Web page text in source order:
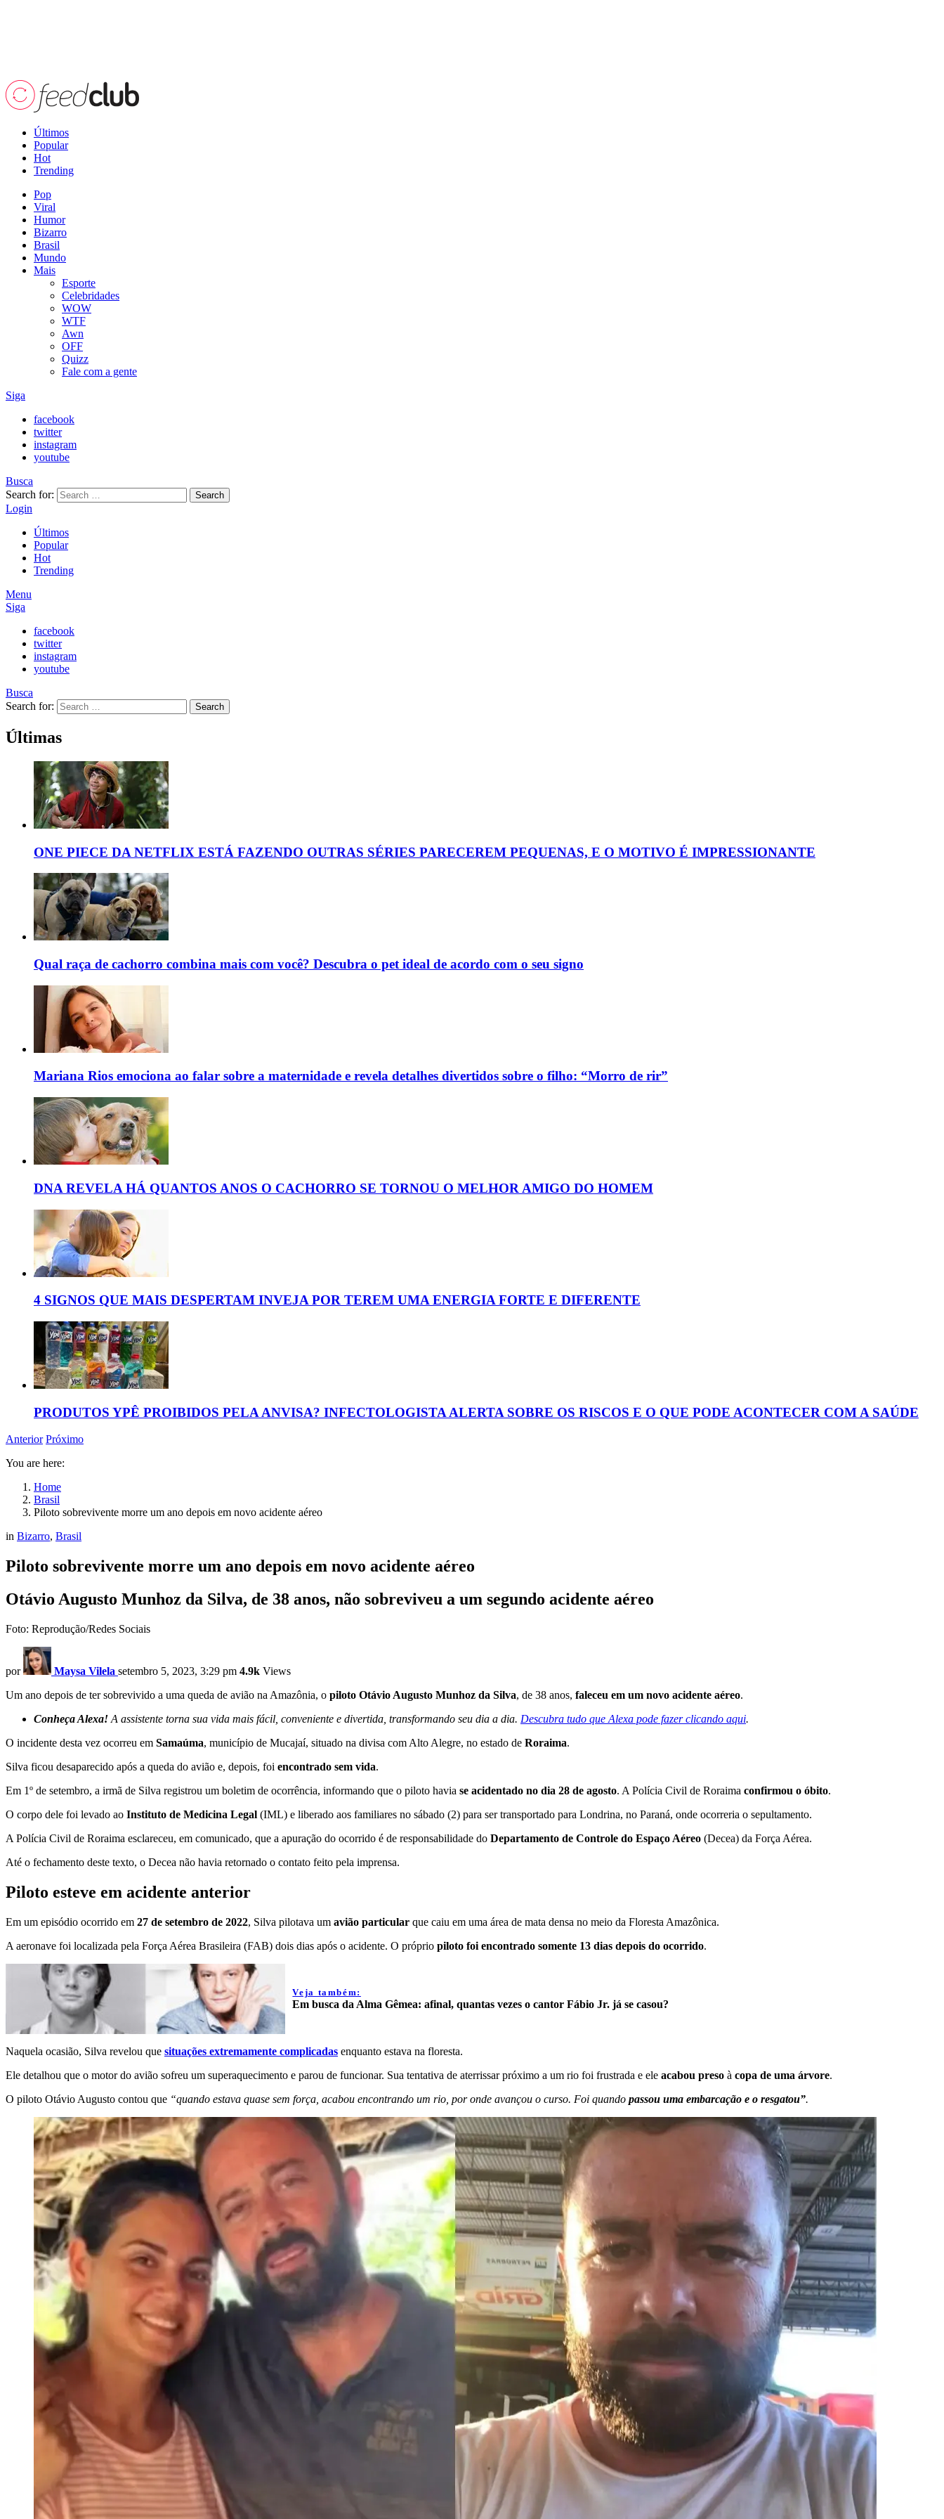
Últimos
Popular
Hot
Trending
Pop
Viral
Humor
Bizarro
Brasil
Mundo
Mais
Esporte
Celebridades
WOW
WTF
Awn
OFF
Quizz
Fale com a gente
Siga
facebook
twitter
instagram
youtube
Busca
Search for:
Search
Login
Últimos
Popular
Hot
Trending
Menu
Siga
facebook
twitter
instagram
youtube
Busca
Search for:
Search
Últimas
ONE PIECE DA NETFLIX ESTÁ FAZENDO OUTRAS SÉRIES PARECEREM PEQUENAS, E O MOTIVO É IMPRESSIONANTE
Qual raça de cachorro combina mais com você? Descubra o pet ideal de acordo com o seu signo
Mariana Rios emociona ao falar sobre a maternidade e revela detalhes divertidos sobre o filho: “Morro de rir”
DNA REVELA HÁ QUANTOS ANOS O CACHORRO SE TORNOU O MELHOR AMIGO DO HOMEM
4 SIGNOS QUE MAIS DESPERTAM INVEJA POR TEREM UMA ENERGIA FORTE E DIFERENTE
PRODUTOS YPÊ PROIBIDOS PELA ANVISA? INFECTOLOGISTA ALERTA SOBRE OS RISCOS E O QUE PODE ACONTECER COM A SAÚDE
Anterior Próximo
You are here:
Home
Brasil
Piloto sobrevivente morre um ano depois em novo acidente aéreo
in Bizarro, Brasil
Piloto sobrevivente morre um ano depois em novo acidente aéreo
Otávio Augusto Munhoz da Silva, de 38 anos, não sobreviveu a um segundo acidente aéreo
Foto: Reprodução/Redes Sociais
por Maysa Vilela setembro 5, 2023, 3:29 pm 4.9k Views
Um ano depois de ter sobrevivido a uma queda de avião na Amazônia, o piloto Otávio Augusto Munhoz da Silva, de 38 anos, faleceu em um novo acidente aéreo.
Conheça Alexa! A assistente torna sua vida mais fácil, conveniente e divertida, transformando seu dia a dia. Descubra tudo que Alexa pode fazer clicando aqui.
O incidente desta vez ocorreu em Samaúma, município de Mucajaí, situado na divisa com Alto Alegre, no estado de Roraima.
Silva ficou desaparecido após a queda do avião e, depois, foi encontrado sem vida.
Em 1º de setembro, a irmã de Silva registrou um boletim de ocorrência, informando que o piloto havia se acidentado no dia 28 de agosto. A Polícia Civil de Roraima confirmou o óbito.
O corpo dele foi levado ao Instituto de Medicina Legal (IML) e liberado aos familiares no sábado (2) para ser transportado para Londrina, no Paraná, onde ocorreria o sepultamento.
A Polícia Civil de Roraima esclareceu, em comunicado, que a apuração do ocorrido é de responsabilidade do Departamento de Controle do Espaço Aéreo (Decea) da Força Aérea.
Até o fechamento deste texto, o Decea não havia retornado o contato feito pela imprensa.
Piloto esteve em acidente anterior
Em um episódio ocorrido em 27 de setembro de 2022, Silva pilotava um avião particular que caiu em uma área de mata densa no meio da Floresta Amazônica.
A aeronave foi localizada pela Força Aérea Brasileira (FAB) dois dias após o acidente. O próprio piloto foi encontrado somente 13 dias depois do ocorrido.
Veja também:
Em busca da Alma Gêmea: afinal, quantas vezes o cantor Fábio Jr. já se casou?
Naquela ocasião, Silva revelou que situações extremamente complicadas enquanto estava na floresta.
Ele detalhou que o motor do avião sofreu um superaquecimento e parou de funcionar. Sua tentativa de aterrissar próximo a um rio foi frustrada e ele acabou preso à copa de uma árvore.
O piloto Otávio Augusto contou que “quando estava quase sem força, acabou encontrando um rio, por onde avançou o curso. Foi quando passou uma embarcação e o resgatou”.